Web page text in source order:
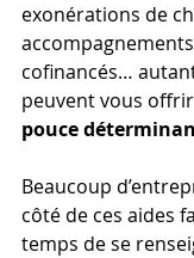
exonérations de
cofinancés…
peuvent vous
pouce
Beaucoup
côté de ces aides
temps de se